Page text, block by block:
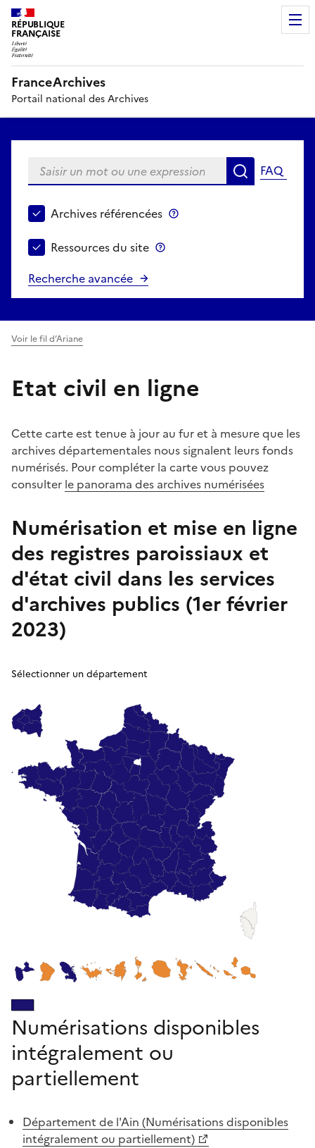
RÉPUBLIQUE
FRANÇAISE
FranceArchives
Portail national des Archives
Saisir un mot ou une expression Rechercher
FAQ
Choisir le périmètre de recherche
Archives référencées
Ressources du site
Recherche avancée
Voir le fil d’Ariane
Etat civil en ligne
Cette carte est tenue à jour au fur et à mesure que les
archives départementales nous signalent leurs fonds
numérisés. Pour compléter la carte vous pouvez
consulter le panorama des archives numérisées
Numérisation et mise en ligne
des registres paroissiaux et
d'état civil dans les services
d'archives publics (1er février
2023)
Numérisations disponibles
intégralement ou
partiellement
Département de l'Ain (Numérisations disponibles
intégralement ou partiellement)